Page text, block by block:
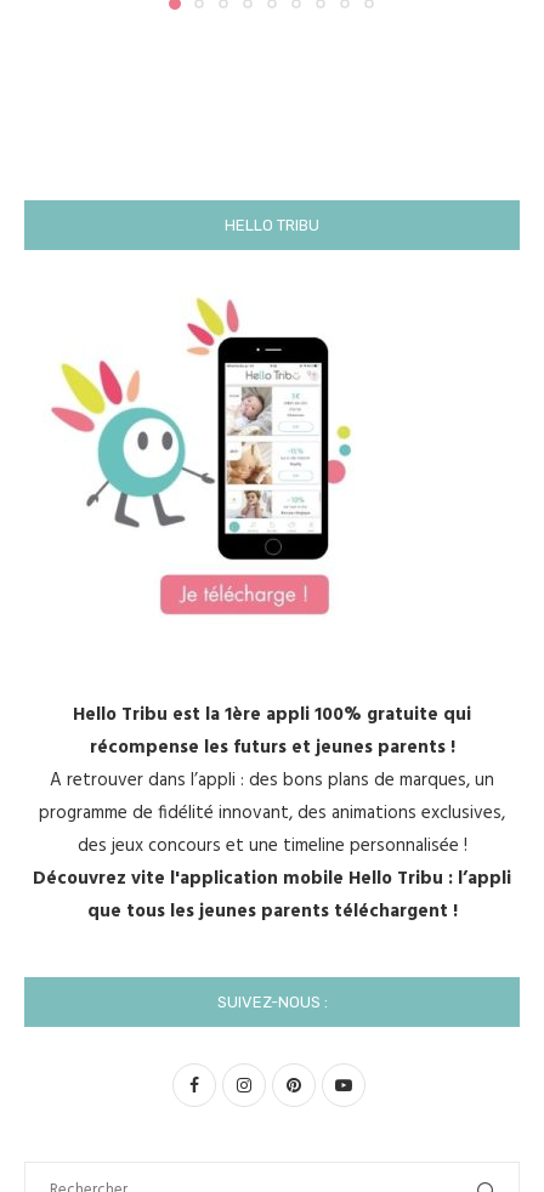
HELLO TRIBU
Hello Tribu est la 1ère appli 100% gratuite qui
récompense les futurs et jeunes parents !
A retrouver dans l’appli : des bons plans de marques, un
programme de fidélité innovant, des animations exclusives,
des jeux concours et une timeline personnalisée !
Découvrez vite l'application mobile Hello Tribu : l’appli
que tous les jeunes parents téléchargent !
SUIVEZ-NOUS :